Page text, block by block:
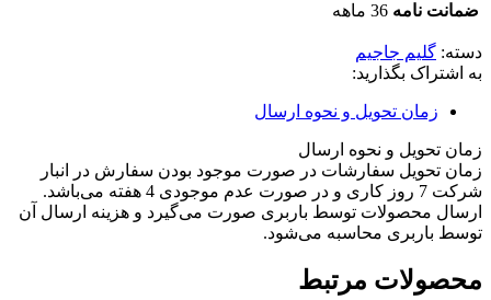
ضمانت نامه 36 ماهه
دسته: گلیم جاجیم
به اشتراک بگذارید:
زمان تحویل و نحوه ارسال
زمان تحویل و نحوه ارسال
زمان تحویل سفارشات در صورت موجود بودن سفارش در انبار
شرکت 7 روز کاری و در صورت عدم موجودی 4 هفته می‌باشد.
ارسال محصولات توسط باربری صورت می‌گیرد و هزینه ارسال آن
توسط باربری محاسبه می‌شود.
محصولات مرتبط